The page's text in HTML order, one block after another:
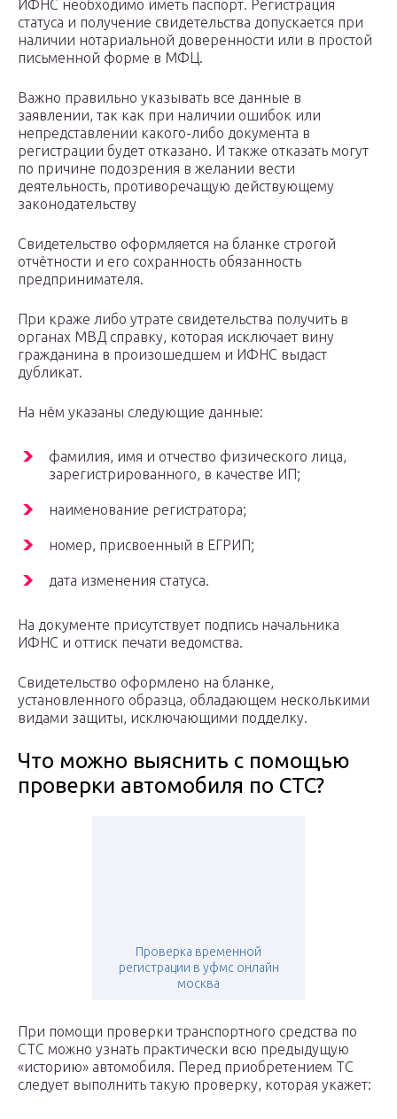
ИФНС необходимо иметь паспорт. Регистрация
статуса и получение свидетельства допускается при
наличии нотариальной доверенности или в простой
письменной форме в МФЦ.
Важно правильно указывать все данные в
заявлении, так как при наличии ошибок или
непредставлении какого-либо документа в
регистрации будет отказано. И также отказать могут
по причине подозрения в желании вести
деятельность, противоречащую действующему
законодательству
Свидетельство оформляется на бланке строгой
отчётности и его сохранность обязанность
предпринимателя.
При краже либо утрате свидетельства получить в
органах МВД справку, которая исключает вину
гражданина в произошедшем и ИФНС выдаст
дубликат.
На нём указаны следующие данные:
фамилия, имя и отчество физического лица,
зарегистрированного, в качестве ИП;
наименование регистратора;
номер, присвоенный в ЕГРИП;
дата изменения статуса.
На документе присутствует подпись начальника
ИФНС и оттиск печати ведомства.
Свидетельство оформлено на бланке,
установленного образца, обладающем несколькими
видами защиты, исключающими подделку.
Что можно выяснить с помощью
проверки автомобиля по СТС?
Проверка временной
регистрации в уфмс онлайн
москва
При помощи проверки транспортного средства по
СТС можно узнать практически всю предыдущую
«историю» автомобиля. Перед приобретением ТС
следует выполнить такую проверку, которая укажет: